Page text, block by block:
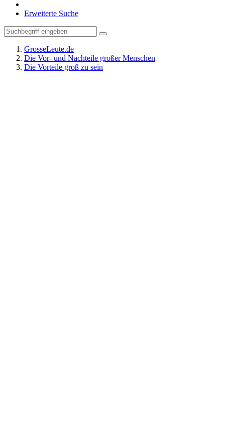
Erweiterte Suche
GrosseLeute.de
Die Vor- und Nachteile großer Menschen
Die Vorteile groß zu sein